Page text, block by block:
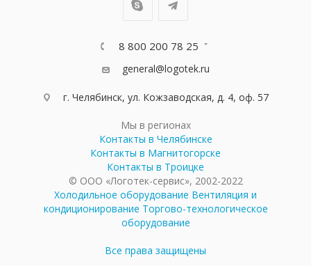
8 800 200 78 25
general@logotek.ru
г. Челябинск, ул. Кожзаводская, д. 4, оф. 57
Мы в регионах
Контакты в Челябинске
Контакты в Магнитогорске
Контакты в Троицке
© ООО «Логотек-сервис», 2002-2022
Холодильное оборудование Вентиляция и
кондиционирование Торгово-технологическое
оборудование
Все права защищены